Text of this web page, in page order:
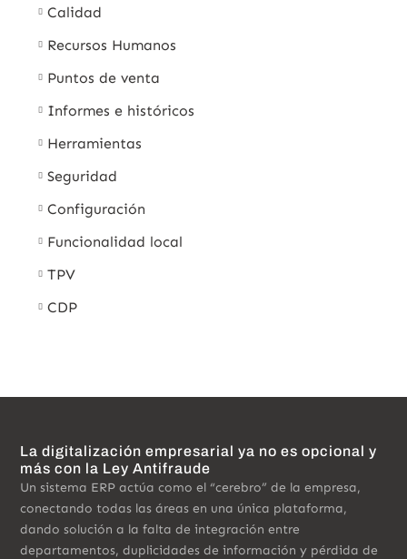
Calidad
Recursos Humanos
Puntos de venta
Informes e históricos
Herramientas
Seguridad
Configuración
Funcionalidad local
TPV
CDP
La digitalización empresarial ya no es opcional y
más con la Ley Antifraude
Un sistema ERP actúa como el “cerebro” de la empresa,
conectando todas las áreas en una única plataforma,
dando solución a la falta de integración entre
departamentos, duplicidades de información y pérdida de